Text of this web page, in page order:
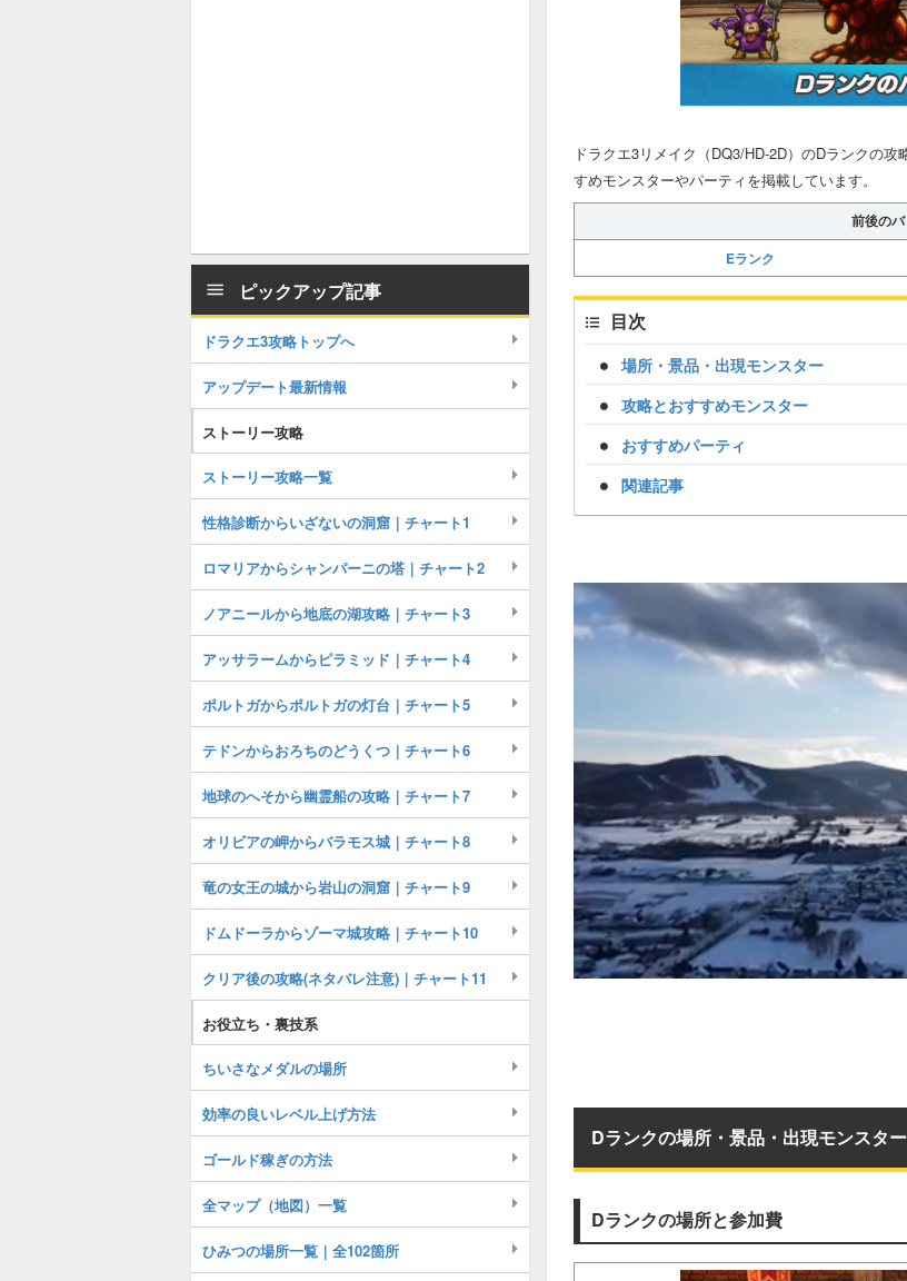
ドラクエ3リメイク（DQ3/HD-2D）のDランクの
すめモンスターやパーティを掲載しています。
前後の
Eランク
目次
場所・景品・出現モンスター
攻略とおすすめモンスター
おすすめパーティ
関連記事
Dランクの場所・景品・出現モンスター
Dランクの場所と参加費
ピックアップ記事
ドラクエ3攻略トップへ
アップデート最新情報
ストーリー攻略
ストーリー攻略一覧
性格診断からいざないの洞窟｜チャート1
ロマリアからシャンパーニの塔｜チャート2
ノアニールから地底の湖攻略｜チャート3
アッサラームからピラミッド｜チャート4
ポルトガからポルトガの灯台｜チャート5
テドンからおろちのどうくつ｜チャート6
地球のへそから幽霊船の攻略｜チャート7
オリビアの岬からバラモス城｜チャート8
竜の女王の城から岩山の洞窟｜チャート9
ドムドーラからゾーマ城攻略｜チャート10
クリア後の攻略(ネタバレ注意)｜チャート11
お役立ち・裏技系
ちいさなメダルの場所
効率の良いレベル上げ方法
ゴールド稼ぎの方法
全マップ（地図）一覧
ひみつの場所一覧｜全102箇所